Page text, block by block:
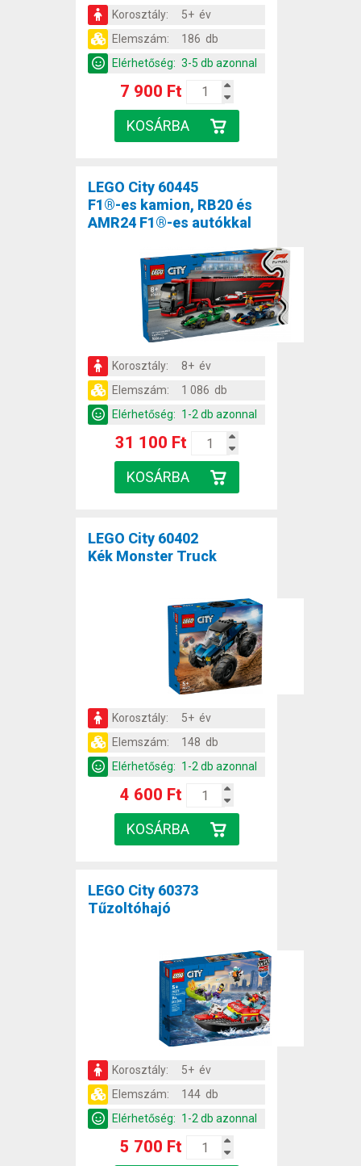
Korosztály:
5+ év
Elemszám:
186 db
Elérhetőség: 3-5 db azonnal
7 900 Ft
LEGO City 60445
F1®-es kamion, RB20 és
AMR24 F1®-es autókkal
Korosztály:
8+ év
Elemszám:
1 086 db
Elérhetőség: 1-2 db azonnal
31 100 Ft
LEGO City 60402
Kék Monster Truck
Korosztály:
5+ év
Elemszám:
148 db
Elérhetőség: 1-2 db azonnal
4 600 Ft
LEGO City 60373
Tűzoltóhajó
Korosztály:
5+ év
Elemszám:
144 db
Elérhetőség: 1-2 db azonnal
5 700 Ft